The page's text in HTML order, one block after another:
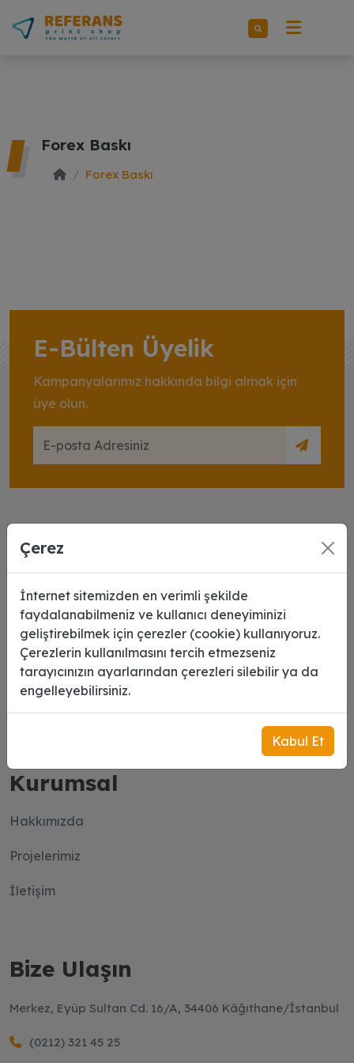
Forex Baskı
Forex Baskı
E-Bülten Üyelik
Kampanyalarımız hakkında bilgi almak için
üye olun.
2007 yılında tutku dolu girişimciler tarafından kurulan
şirketimiz reklam, copy center, dijital baskı ve
promosyon ürünleri alanında sektörde öncü bir firmadır.
Kurumsal
Hakkımızda
Projelerimiz
İletişim
Bize Ulaşın
Merkez, Eyüp Sultan Cd. 16/A, 34406 Kâğıthane/İstanbul
(0212) 321 45 25
Çerez
İnternet sitemizden en verimli şekilde
faydalanabilmeniz ve kullanıcı deneyiminizi
geliştirebilmek için çerezler (cookie) kullanıyoruz.
Çerezlerin kullanılmasını tercih etmezseniz
tarayıcınızın ayarlarından çerezleri silebilir ya da
engelleyebilirsiniz.
Kabul Et